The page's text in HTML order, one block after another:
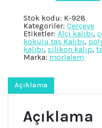
Yaprak
Kurdele
Fiyonk
kabartmalı
Çerçeve
Silikon
928
adet
Stok kodu: K-928
Kategoriler: Çerçeve
Etiketler: Alçı kalıbı,
kokulu taş Kalıbı,
kalıbı, silikon kalıp,
Marka: morlalem
Açıklama
Açıklama